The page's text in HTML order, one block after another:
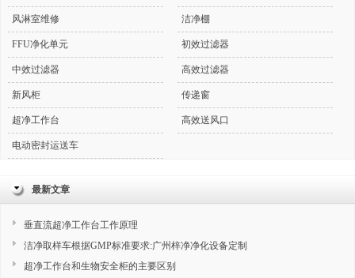
风淋室维修 洁净棚
FFU净化单元 初效过滤器
中效过滤器 高效过滤器
新风柜 传递窗
超净工作台 高效送风口
电动密封运送车
最新文章
垂直流超净工作台工作原理
洁净取样车根据GMP标准要求:广州梓净净化设备定制
超净工作台和生物安全柜的主要区别